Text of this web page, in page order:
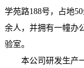
学苑路188号，占地
余人，并拥有一幢办
验室。
本公司研发生产一